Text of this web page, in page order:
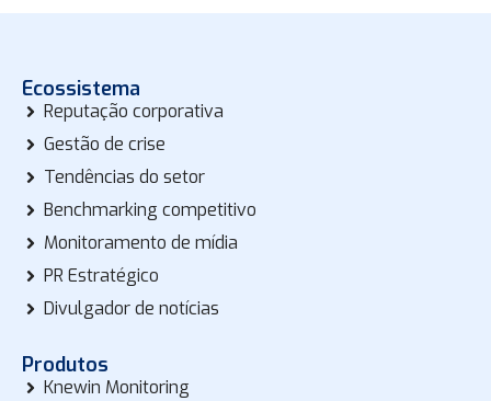
Ecossistema
Reputação corporativa
Gestão de crise
Tendências do setor
Benchmarking competitivo
Monitoramento de mídia
PR Estratégico
Divulgador de notícias
Produtos
Knewin Monitoring